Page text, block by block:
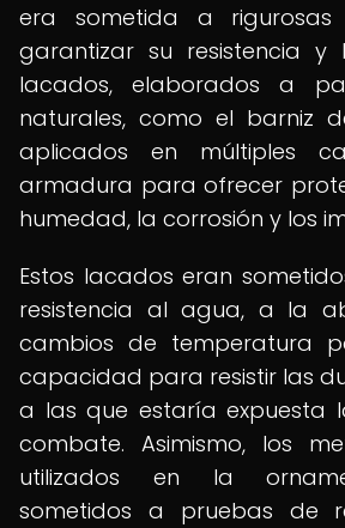
era sometida a
garantizar su resistencia y
lacados, elaborados a
naturales, como el barniz
aplicados en múltiples
armadura para ofrecer
humedad, la corrosión y los
Estos lacados eran
resistencia al agua, a la
cambios de temperatura
capacidad para resistir las
a las que estaría expuesta
combate. Asimismo, los
utilizados en la
sometidos a pruebas de